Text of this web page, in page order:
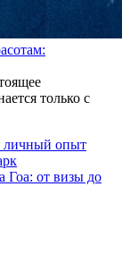
только с
личный опыт
Гоа: от визы до